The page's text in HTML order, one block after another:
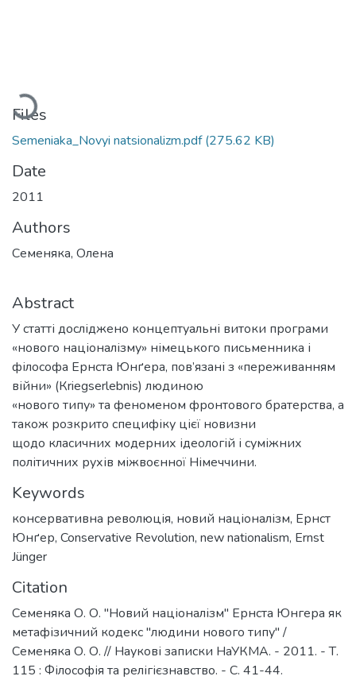
Files
Semeniaka_Novyi natsionalizm.pdf(275.62 KB)
Date
2011
Authors
Семеняка, Олена
Abstract
У статті досліджено концептуальні витоки програми
«нового націоналізму» німецького письменника і
філософа Ернста Юнґера, пов’язані з «переживанням
війни» (Кriegserlebnis) людиною
«нового типу» та феноменом фронтового братерства, а
також розкрито специфіку цієї новизни
щодо класичних модерних ідеологій і суміжних
політичних рухів міжвоєнної Німеччини.
Keywords
консервативна революція, новий націоналізм, Ернст
Юнґер, Conservative Revolution, new nationalism, Ernst
Jünger
Citation
Семеняка О. О. "Новий націоналізм" Ернста Юнгера як
метафізичний кодекс "людини нового типу" /
Семеняка О. О. // Наукові записки НаУКМА. - 2011. - Т.
115 : Філософія та релігієзнавство. - С. 41-44.